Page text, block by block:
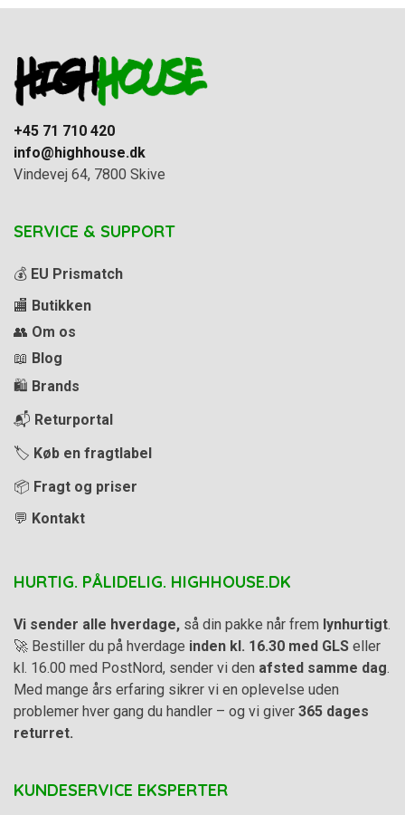
+45 71 710 420
info@highhouse.dk
Vindevej 64, 7800 Skive
SERVICE & SUPPORT
💰 EU Prismatch
🏬 Butikken
👥 Om os
📖 Blog
🛍️ Brands
📬 Returportal
🏷️ Køb en fragtlabel
📦 Fragt og priser
💬 Kontakt
HURTIG. PÅLIDELIG. HIGHHOUSE.DK
Vi sender alle hverdage, så din pakke når frem lynhurtigt.
🚀 Bestiller du på hverdage inden kl. 16.30 med GLS eller
kl. 16.00 med PostNord, sender vi den afsted samme dag.
Med mange års erfaring sikrer vi en oplevelse uden
problemer hver gang du handler – og vi giver 365 dages
returret.
KUNDESERVICE EKSPERTER